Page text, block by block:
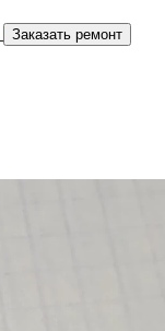
Заказать ремонт